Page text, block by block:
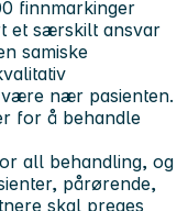
finnmarkinger
et særskilt ansvar
samiske
nær pasienten.
for å behandle
all behandling, og
pårørende,
skal preges